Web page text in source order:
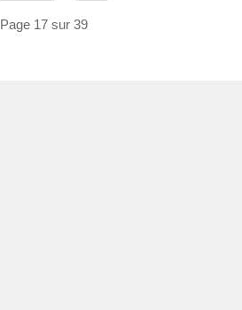
Page 17 sur 39